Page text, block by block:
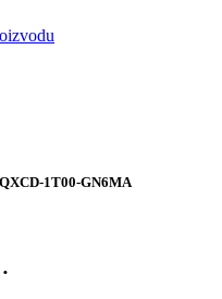
1T00-GN6MA